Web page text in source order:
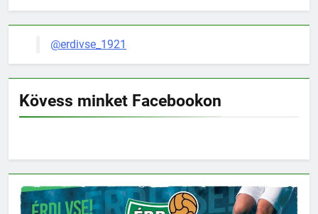
@erdivse_1921
Kövess minket Facebookon